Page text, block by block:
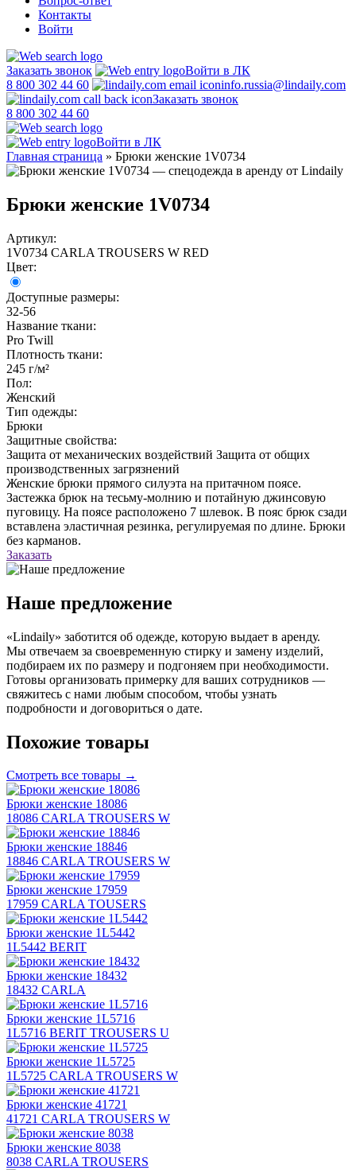
Контакты
Войти
Заказать звонок
Войти в ЛК
8 800 302 44 60
info.russia@lindaily.com
Заказать звонок
8 800 302 44 60
Войти в ЛК
Главная страница » Брюки женские 1V0734
Брюки женские 1V0734
Артикул:
1V0734 CARLA TROUSERS W RED
Цвет:
Доступные размеры:
32-56
Название ткани:
Pro Twill
Плотность ткани:
245 г/м²
Пол:
Женский
Тип одежды:
Брюки
Защитные свойства:
Защита от механических воздействий Защита от общих
производственных загрязнений
Женские брюки прямого силуэта на притачном поясе.
Застежка брюк на тесьму-молнию и потайную джинсовую
пуговицу. На поясе расположено 7 шлевок. В пояс брюк сзади
вставлена эластичная резинка, регулируемая по длине. Брюки
без карманов.
Заказать
Наше предложение
«Lindaily» заботится об одежде, которую выдает в аренду.
Мы отвечаем за своевременную стирку и замену изделий,
подбираем их по размеру и подгоняем при необходимости.
Готовы организовать примерку для ваших сотрудников —
свяжитесь с нами любым способом, чтобы узнать
подробности и договориться о дате.
Похожие товары
Смотреть все товары →
Брюки женские 18086
18086 CARLA TROUSERS W
Брюки женские 18846
18846 CARLA TROUSERS W
Брюки женские 17959
17959 CARLA TOUSERS
Брюки женские 1L5442
1L5442 BERIT
Брюки женские 18432
18432 CARLA
Брюки женские 1L5716
1L5716 BERIT TROUSERS U
Брюки женские 1L5725
1L5725 CARLA TROUSERS W
Брюки женские 41721
41721 CARLA TROUSERS W
Брюки женские 8038
8038 CARLA TROUSERS